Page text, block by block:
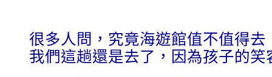
很多人問，究竟海遊館值不值得
我們這趟還是去了，因為孩子的